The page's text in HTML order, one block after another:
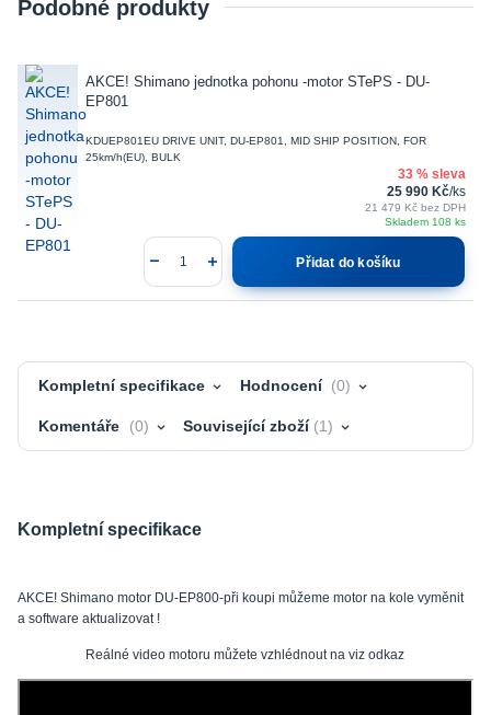
Podobné produkty
AKCE! Shimano jednotka pohonu -motor STePS - DU-
EP801
KDUEP801EU DRIVE UNIT, DU-EP801, MID SHIP POSITION, FOR
25km/h(EU), BULK
33 % sleva
25 990 Kč/ks
21 479 Kč bez DPH
Skladem 108 ks
Přidat do košíku
Kompletní specifikace Hodnocení 0
Komentáře 0 Související zboží 1
Kompletní specifikace
AKCE! Shimano motor DU-EP800-při koupi můžeme motor na kole vyměnit
a software aktualizovat !
Reálné video motoru můžete vzhlédnout na viz odkaz